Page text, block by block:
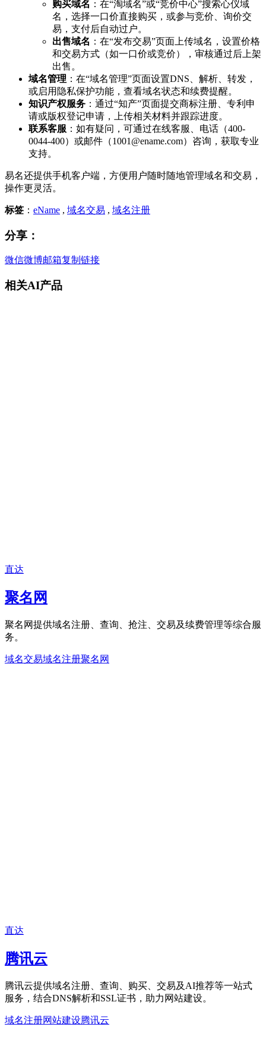
购买域名 ：在“淘域名”或“竞价中心”搜索心仪域
名，选择一口价直接购买，或参与竞价、询价交
易，支付后自动过户。
出售域名 ：在“发布交易”页面上传域名，设置价格
和交易方式（如一口价或竞价），审核通过后上架
出售。
域名管理 ：在“域名管理”页面设置DNS、解析、转发，
或启用隐私保护功能，查看域名状态和续费提醒。
知识产权服务 ：通过“知产”页面提交商标注册、专利申
请或版权登记申请，上传相关材料并跟踪进度。
联系客服 ：如有疑问，可通过在线客服、电话（400-
0044-400）或邮件（1001@ename.com）咨询，获取专业
支持。
易名还提供手机客户端，方便用户随时随地管理域名和交易，
操作更灵活。
标签 ： eName , 域名交易 , 域名注册
分享：
微信微博邮箱复制链接
相关AI产品
直达
聚名网
聚名网提供域名注册、查询、抢注、交易及续费管理等综合服
务。
域名交易域名注册聚名网
直达
腾讯云
腾讯云提供域名注册、查询、购买、交易及AI推荐等一站式
服务，结合DNS解析和SSL证书，助力网站建设。
域名注册网站建设腾讯云